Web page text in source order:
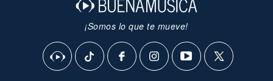
¡Somos lo que te mueve!